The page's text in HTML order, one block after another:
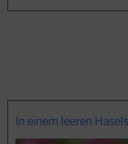
In einem leeren